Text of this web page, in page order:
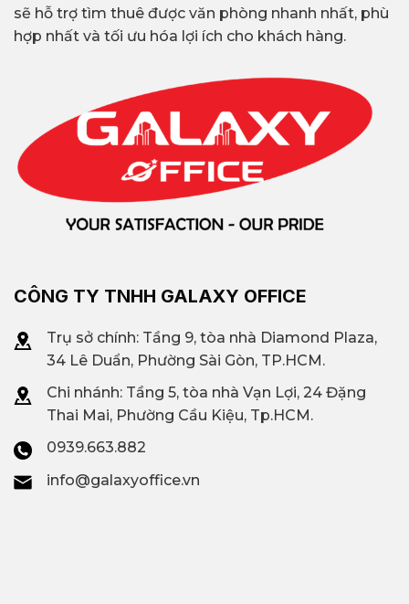
sẽ hỗ trợ tìm thuê được văn phòng nhanh nhất, phù
hợp nhất và tối ưu hóa lợi ích cho khách hàng.
CÔNG TY TNHH GALAXY OFFICE
Trụ sở chính: Tầng 9, tòa nhà Diamond Plaza,
34 Lê Duẩn, Phường Sài Gòn, TP.HCM.
Chi nhánh: Tầng 5, tòa nhà Vạn Lợi, 24 Đặng
Thai Mai, Phường Cầu Kiệu, Tp.HCM.
0939.663.882
info@galaxyoffice.vn